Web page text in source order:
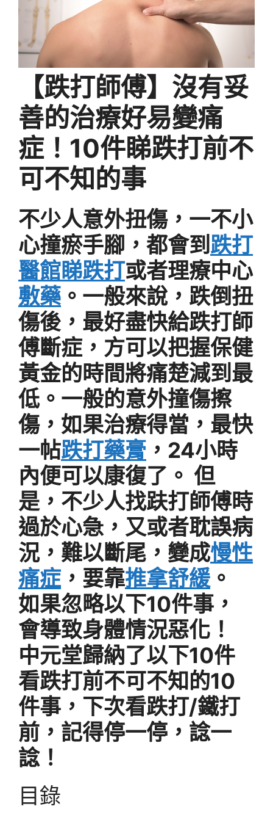
【跌打師傅】沒有妥
善的治療好易變痛
症！10件睇跌打前不
可不知的事
不少人意外扭傷，一不小
心撞瘀手腳，都會到跌打
醫館睇跌打或者理療中心
敷藥 。一般來說，跌倒扭
傷後，最好盡快給跌打師
傅斷症，方可以把握保健
黃金的時間將痛楚減到最
低。一般的意外撞傷擦
傷，如果治療得當，最快
一帖跌打藥膏 ，24小時
內便可以康復了。 但
是，不少人找趺打師傅時
過於心急，又或者耽誤病
況，難以斷尾，變成慢性
痛症 ，要靠推拿舒緩 。
如果忽略以下10件事，
會導致身體情況惡化！
中元堂歸納了以下10件
看跌打前不可不知的10
件事，下次看跌打/鐵打
前，記得停一停，諗一
諗！
目錄